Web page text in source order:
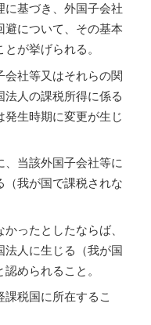
基づき、外国子会社
避について、その基本
が挙げられる。
社等又はそれらの関
人の課税所得に係る
生時期に変更が生じ
当該外国子会社等に
（我が国で課税されな
ったとしたならば、
法人に生じる（我が国
められること。
税国に所在するこ